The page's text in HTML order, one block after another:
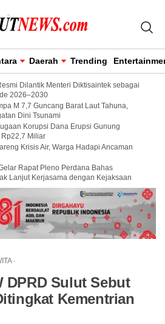
Daerah Trending
Dilantik Menteri Diktisaintek sebagai
2026–2030
M 7,7 Guncang Barat Laut Tahuna,
Dini Tsunami
Korupsi Dana Erupsi Gunung
Miliar
Krisis Air, Warga Hadapi Ancaman
Rapat Pleno Perdana Bahas
Lanjut Kerjasama dengan Kejaksaan
·
DPRD Sulut Sebut
Kementrian